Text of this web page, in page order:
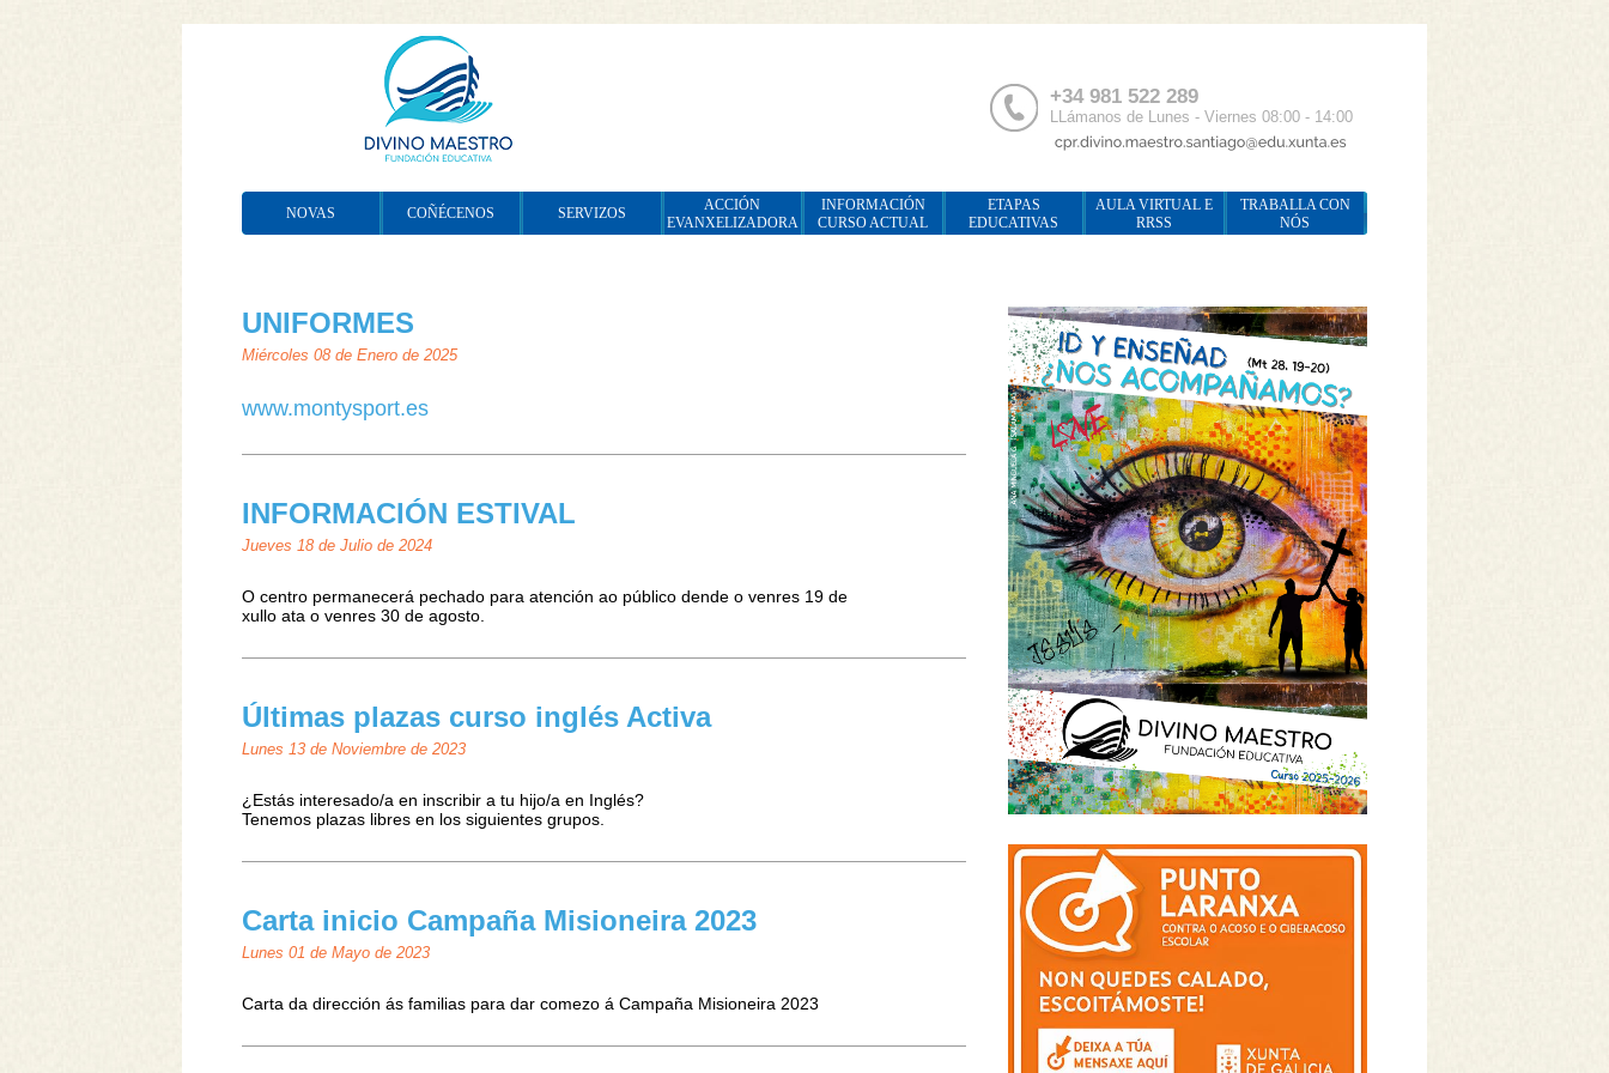
+34 981 522 289
LLámanos de Lunes - Viernes 08:00 - 14:00
NOVAS COÑÉCENOS SERVIZOS
ACCIÓN
EVANXELIZADORA
INFORMACIÓN
CURSO ACTUAL
ETAPAS
EDUCATIVAS
AULA VIRTUAL E
RRSS
TRABALLA CON
NÓS
UNIFORMES
Miércoles 08 de Enero de 2025
www.montysport.es
INFORMACIÓN ESTIVAL
Jueves 18 de Julio de 2024
O centro permanecerá pechado para atención ao público dende o venres 19 de
xullo ata o venres 30 de agosto.
Últimas plazas curso inglés Activa
Lunes 13 de Noviembre de 2023
¿Estás interesado/a en inscribir a tu hijo/a en Inglés?
Tenemos plazas libres en los siguientes grupos.
Carta inicio Campaña Misioneira 2023
Lunes 01 de Mayo de 2023
Carta da dirección ás familias para dar comezo á Campaña Misioneira 2023